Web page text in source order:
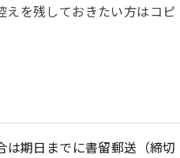
を残しておきたい方はコピ
は期日までに書留郵送（締切